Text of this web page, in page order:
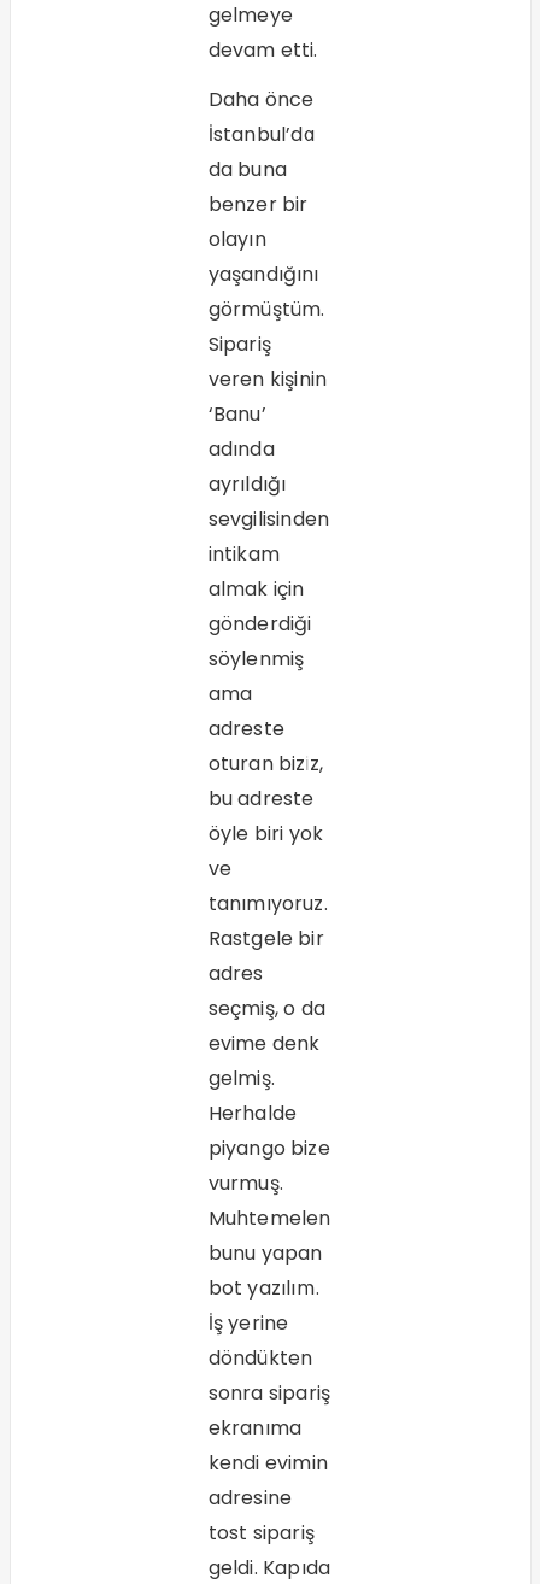
gelmeye
devam etti.
Daha önce
İstanbul’da
da buna
benzer bir
olayın
yaşandığını
görmüştüm.
Sipariş
veren kişinin
‘Banu’
adında
ayrıldığı
sevgilisinden
intikam
almak için
gönderdiği
söylenmiş
ama
adreste
oturan biziz,
bu adreste
öyle biri yok
ve
tanımıyoruz.
Rastgele bir
adres
seçmiş, o da
evime denk
gelmiş.
Herhalde
piyango bize
vurmuş.
Muhtemelen
bunu yapan
bot yazılım.
İş yerine
döndükten
sonra sipariş
ekranıma
kendi evimin
adresine
tost sipariş
geldi. Kapıda